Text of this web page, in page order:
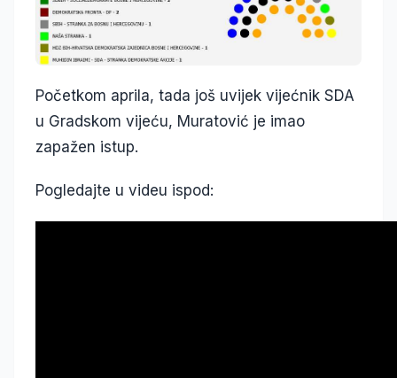
Početkom aprila, tada još uvijek vijećnik SDA
u Gradskom vijeću, Muratović je imao
zapažen istup.
Pogledajte u videu ispod: